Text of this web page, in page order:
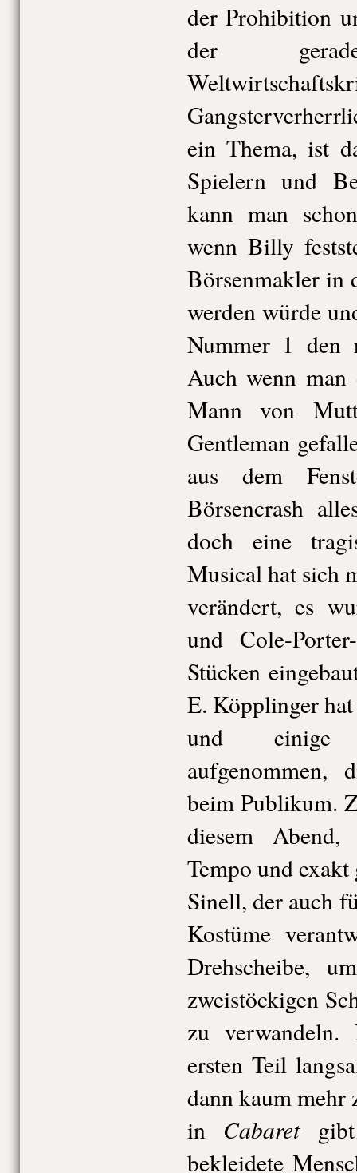
der Prohibition
der
ein Thema, ist
Spielern und
kann man
wenn Billy
Börsenmakler in
werden würde
Nummer 1 den
Auch wenn man
Mann von
Gentleman
aus dem
Börsencrash
doch eine
Musical hat sich
verändert, es
und Cole-
Stücken
E. Köpplinger
und einige
aufgenommen,
beim Publikum.
diesem
Tempo und
Sinell, der auch
Kostüme
Drehscheibe,
zweistöckigen
zu
ersten Teil
dann kaum
in Cabaretgibt
bekleidete